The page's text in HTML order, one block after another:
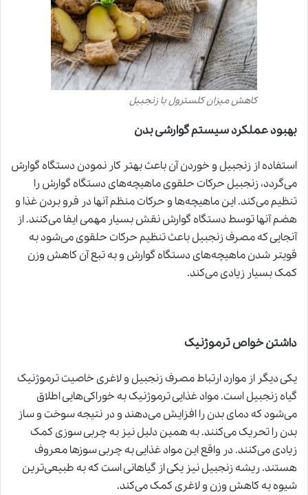
کاهش میزان کلسترول با زنجبیل
بهبود عملکرد سیستم گوارشی بدن
استفاده از زنجبیل و خوردن آن باعث بهتر کار نمودن دستگاه گوارش
می‌گردد، زنجبیل حرکات حلقوی ماهیچه‌های دستگاه گوارش را
تنظیم می‌کند. این ماهیچه‌ها و حرکات منظم آنها در فرو بردن غذا و
هضم آنها توسط دستگاه گوارش نقش بسیار مهمی ایفا می‌کنند. از
آنجایی که مصرف زنجبیل باعث تنظیم حرکات حلقوی می‌شود به
قویتر شدن ماهیچه‌های دستگاه گوارش و به تبع آن کاهش وزن
کمک بسیار زیادی می‌کند.
داشتن خواص ترموژنیک
یکی دیگر از موارد ارتباط مصرف زنجبیل و لاغری خاصیت ترموژنیک
گیاه زنجبیل است. مواد غذایی ترموژنیک به خوراکی‌هایی اطلاق
می‌شود که دمای بدن را افزایش می‌دهند و در نتیجه سوخت و ساز
بدن را تحریک می‌کنند. به همین دلیل نیز به چربی سوزی کمک
زیادی می‌کنند. در واقع این مواد غذایی به چربی سوزها معروف
هستند. ریشه زنجبیل نیز یکی از گیاهانی است که به طبیعی‌ترین
شیوه به کاهش وزن و لاغری کمک می‌کند.